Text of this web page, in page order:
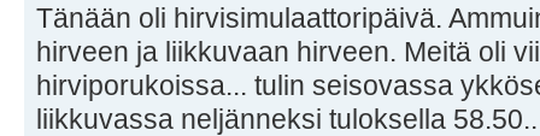
Tänään oli hirvisimulaattoripäivä.
hirveen ja liikkuvaan hirveen. Meitä oli
hirviporukoissa... tulin seisovassa
liikkuvassa neljänneksi tuloksella